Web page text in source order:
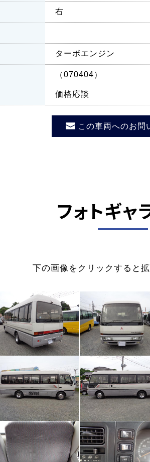
右
ターボエンジン
（070404）
価格応談
この車両へのお問
フォトギャ
下の画像をクリックすると